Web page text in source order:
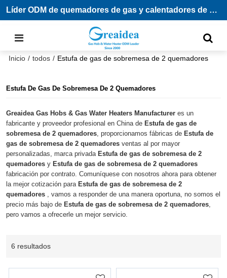
Líder ODM de quemadores de gas y calentadores de agua
Inicio / todos / Estufa de gas de sobremesa de 2 quemadores
Estufa De Gas De Sobremesa De 2 Quemadores
Greaidea Gas Hobs & Gas Water Heaters Manufacturer es un
fabricante y proveedor profesional en China deEstufa de gas de
sobremesa de 2 quemadores , proporcionamos fábricas deEstufa de
gas de sobremesa de 2 quemadores ventas al por mayor
personalizadas, marca privadaEstufa de gas de sobremesa de 2
quemadores yEstufa de gas de sobremesa de 2 quemadores
fabricación por contrato. Comuníquese con nosotros ahora para obtener
la mejor cotización paraEstufa de gas de sobremesa de 2
quemadores , vamos a responder de una manera oportuna, no somos el
precio más bajo deEstufa de gas de sobremesa de 2 quemadores
pero vamos a ofrecerle un mejor servicio.
6 resultados